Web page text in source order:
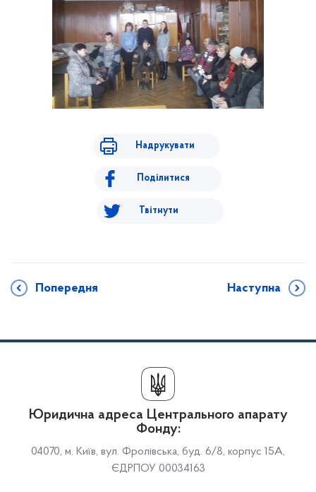
Надрукувати
Поділитися
Твітнути
Попередня Наступна
Юридична адреса Центрального апарату
Фонду:
04070, м. Київ, вул. Фролівська, буд. 6/8, корпус 15А,
ЄДРПОУ 00034163